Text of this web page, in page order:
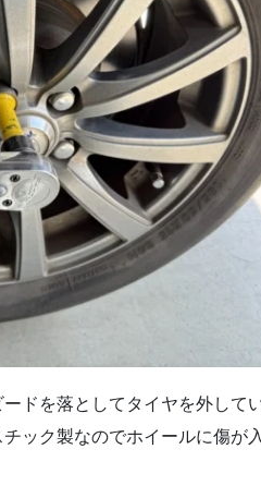
ドを落としてタイヤを外して
ック製なのでホイールに傷が